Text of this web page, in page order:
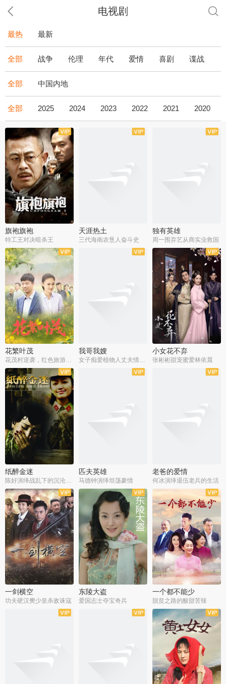
电视剧
最热 最新
全部 战争 伦理 年代 爱情 喜剧 谍战
全部 中国内地
全部 2025 2024 2023 2022 2021 2020
全43集
旗袍旗袍
特工王对决暗杀王
天涯热土
三代海南农垦人奋斗史
独有英雄
周一围弃艺从商实业救国
全34集
花繁叶茂
花茂村逆袭，红色旅游出圈
我哥我嫂
女子痴爱植物人丈夫情定一生
全51集
小女花不弃
张彬彬甜宠蜜爱林依晨
全42集
纸醉金迷 匹夫英雄
马德钟演绎坦荡豪情
老爸的爱情
何冰演绎退伍老兵的生活
全40集
一剑横空
功夫硬汉樊少皇杀敌诛寇
全33集
东陵大盗
爱国志士夺宝奇兵
全36集
一个都不能少
脱贫之路的酸甜苦辣
全23集